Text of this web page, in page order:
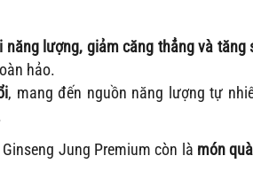
năng lượng, giảm căng thẳng và tăng
hảo.
, mang đến nguồn năng lượng tự
Jung Premium còn là món